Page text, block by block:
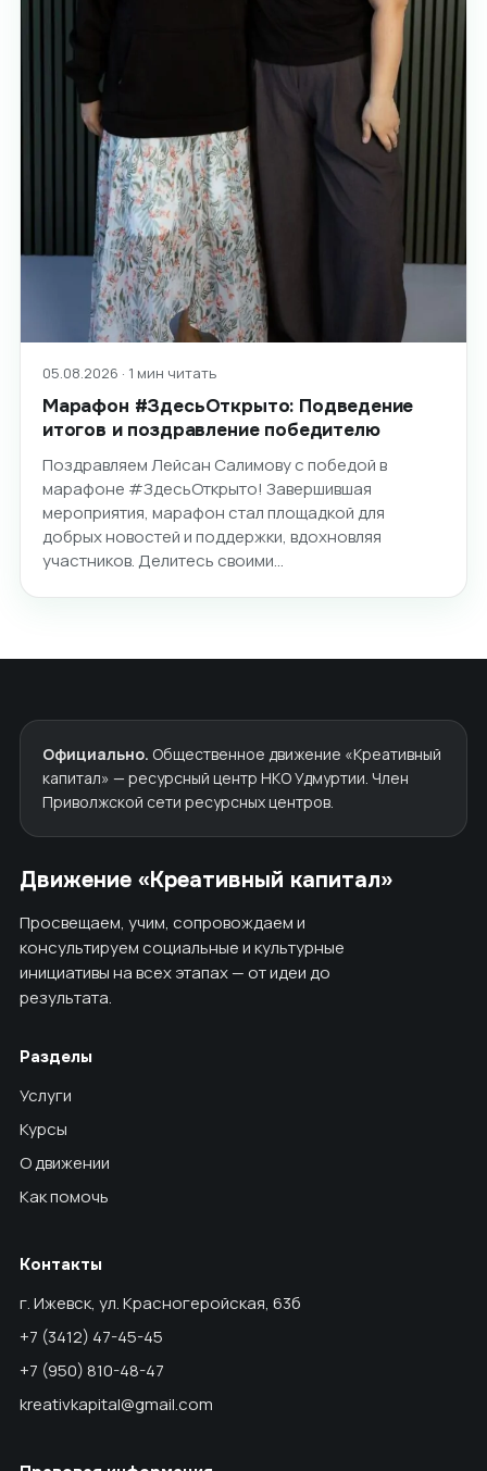
05.08.2026 · 1 мин читать
Марафон #ЗдесьОткрыто: Подведение
итогов и поздравление победителю
Поздравляем Лейсан Салимову с победой в
марафоне #ЗдесьОткрыто! Завершившая
мероприятия, марафон стал площадкой для
добрых новостей и поддержки, вдохновляя
участников. Делитесь своими…
Официально. Общественное движение «Креативный
капитал» — ресурсный центр НКО Удмуртии. Член
Приволжской сети ресурсных центров.
Движение «Креативный капитал»
Просвещаем, учим, сопровождаем и
консультируем социальные и культурные
инициативы на всех этапах — от идеи до
результата.
Разделы
Услуги
Курсы
О движении
Как помочь
Контакты
г. Ижевск, ул. Красногеройская, 63б
+7 (3412) 47-45-45
+7 (950) 810-48-47
kreativkapital@gmail.com